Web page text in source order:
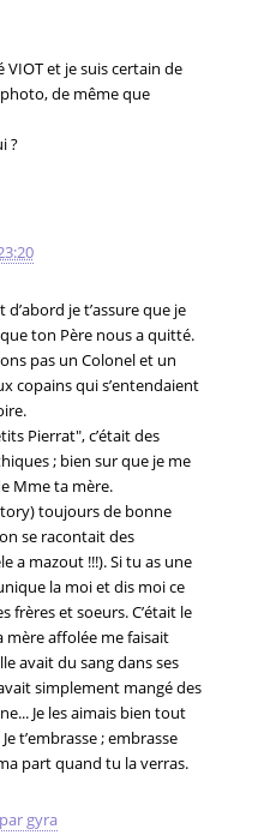
VIOT et je suis certain de
de même que
?
je t’assure que je
ton Père nous a quitté.
pas un Colonel et un
copains qui s’entendaient
Pierrat", c’était des
; bien sur que je me
Mme ta mère.
toujours de bonne
se racontait des
a mazout !!!). Si tu as une
la moi et dis moi ce
frères et soeurs. C’était le
affolée me faisait
avait du sang dans ses
simplement mangé des
Je les aimais bien tout
t’embrasse ; embrasse
part quand tu la verras.
par gyra